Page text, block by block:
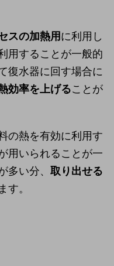
スの加熱用に利用し
用することが一般的
復水器に回す場合に
効率を上げることが
の熱を有効に利用す
用いられることが一
多い分、 取り出せる
す。